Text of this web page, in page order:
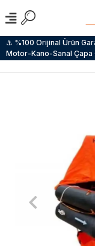
⚓ %100 Orijinal Ürün
Motor-Kano-Sanal Çapa